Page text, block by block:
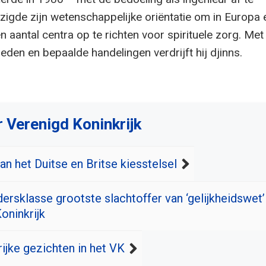
zijn wetenschappelijke oriëntatie om in Europa
aantal centra op te richten voor spirituele zorg. Met
en bepaalde handelingen verdrijft hij djinns.
Verenigd Koninkrijk
het Duitse en Britse kiesstelsel
grootste slachtoffer van ‘gelijkheidswet’
gezichten in het VK